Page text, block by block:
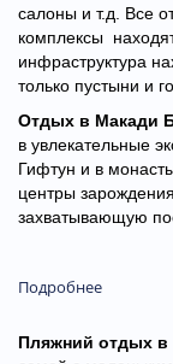
салоны и т.д. Все
комплексы
инфраструктура
только пустыни и
Отдых в Макади
в увлекательные
Гифтун и в
центры
захватывающую
Подробнее
Пляжний отдых в